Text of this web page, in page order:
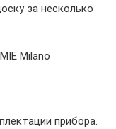
за несколько
Milano
прибора.